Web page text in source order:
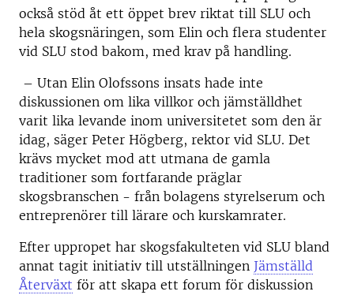
också stöd åt ett öppet brev riktat till SLU och
hela skogsnäringen, som Elin och flera studenter
vid SLU stod bakom, med krav på handling.
– Utan Elin Olofssons insats hade inte
diskussionen om lika villkor och jämställdhet
varit lika levande inom universitetet som den är
idag, säger Peter Högberg, rektor vid SLU. Det
krävs mycket mod att utmana de gamla
traditioner som fortfarande präglar
skogsbranschen - från bolagens styrelserum och
entreprenörer till lärare och kurskamrater.
Efter uppropet har skogsfakulteten vid SLU bland
annat tagit initiativ till utställningen Jämställd
Återväxt för att skapa ett forum för diskussion